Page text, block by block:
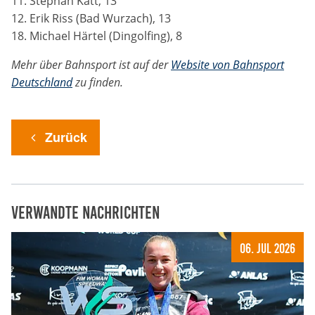
12. Erik Riss (Bad Wurzach), 13
18. Michael Härtel (Dingolfing), 8
Mehr über Bahnsport ist auf derWebsite von Bahnsport
Deutschlandzu finden.
Zurück
Verwandte Nachrichten
06. Jul 2026
Anbieter:
Google LLC
Cookies, die ggf. zur Einbettung und Bereitstellung
von Videos auf unserer Website gesetzt werden.
Google Maps
Anbieter:
Zweck:
Cookies, die ggf. zur Einbettung und Bereitstellung
von interaktiven Karten auf unserer Website gesetzt
werden.
Marketing